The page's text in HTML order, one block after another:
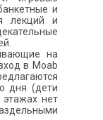
и
лекций и
на
в Moab
дня (дети
этажах нет